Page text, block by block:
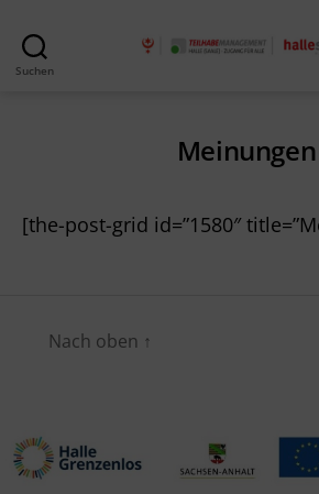
Suchen
Meinungen
[the-post-grid id=”1580″
Nach oben ↑